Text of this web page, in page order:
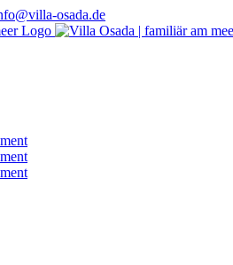
osada.de